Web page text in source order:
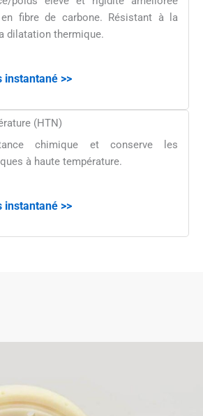
fibre de carbone. Résistant à la
dilatation thermique.
instantané >>
(HTN)
chimique et conserve les
à haute température.
instantané >>